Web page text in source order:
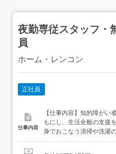
夜勤専従スタッフ・
員
ホーム・レンコン
正社員
仕事内容
【仕事内容】知的障がい
もにし、生活全般の支援
身でおこなう清掃や洗濯
で利用する場の清掃など